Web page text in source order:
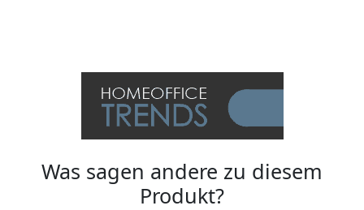
Was sagen andere zu diesem
Produkt?